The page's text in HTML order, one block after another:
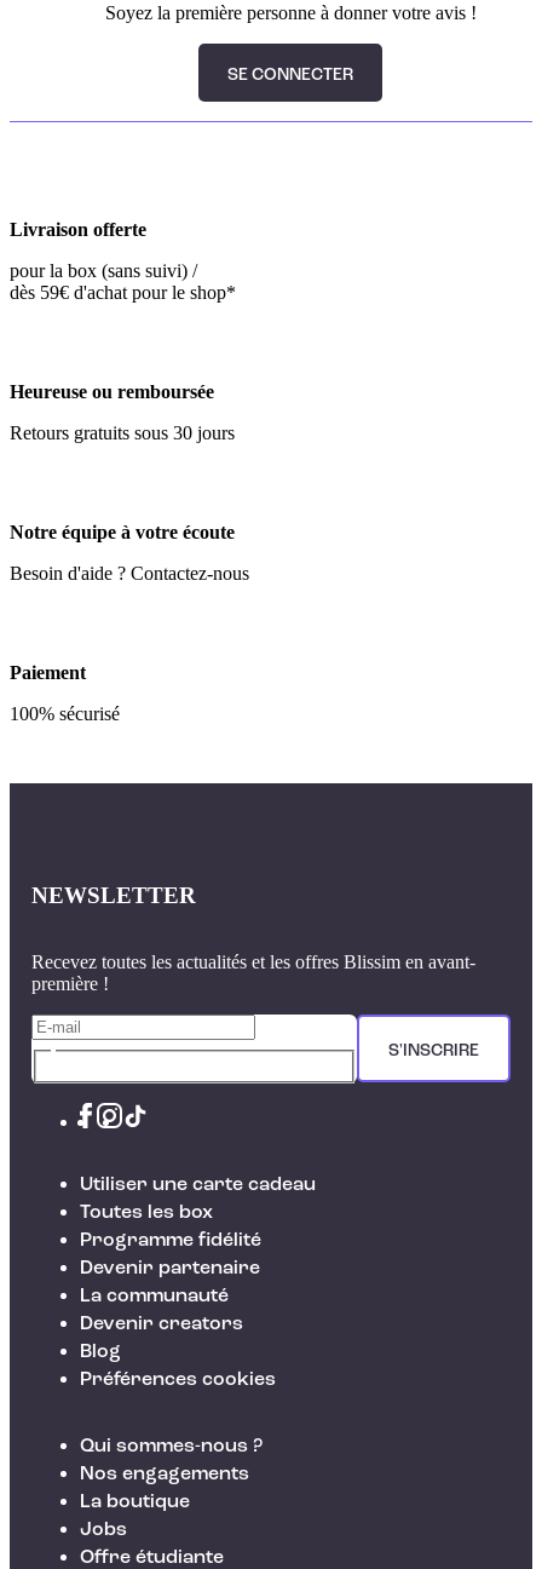
Soyez la première personne à donner votre avis !
SE CONNECTER
Livraison offerte
pour la box (sans suivi) /
dès 59€ d'achat pour le shop*
Heureuse ou remboursée
Retours gratuits sous 30 jours
Notre équipe à votre écoute
Besoin d'aide ? Contactez-nous
Paiement
100% sécurisé
NEWSLETTER
Recevez toutes les actualités et les offres Blissim en avant-
première !
S'INSCRIRE
Utiliser une carte cadeau
Toutes les box
Programme fidélité
Devenir partenaire
La communauté
Devenir creators
Blog
Préférences cookies
Qui sommes-nous ?
Nos engagements
La boutique
Jobs
Offre étudiante